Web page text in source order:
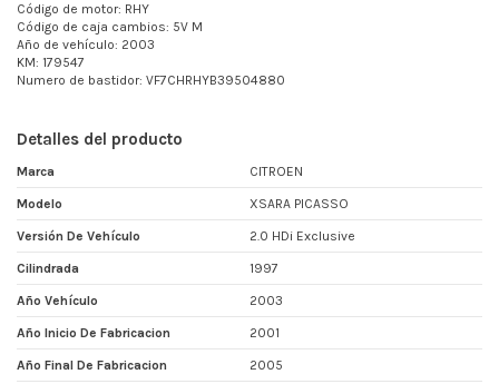
Código de motor: RHY
Código de caja cambios: 5V M
Año de vehículo: 2003
KM: 179547
Numero de bastidor: VF7CHRHYB39504880
Detalles del producto
Marca CITROEN
Modelo XSARA PICASSO
Versión De Vehículo 2.0 HDi Exclusive
Cilindrada 1997
Año Vehículo 2003
Año Inicio De Fabricacion 2001
Año Final De Fabricacion 2005